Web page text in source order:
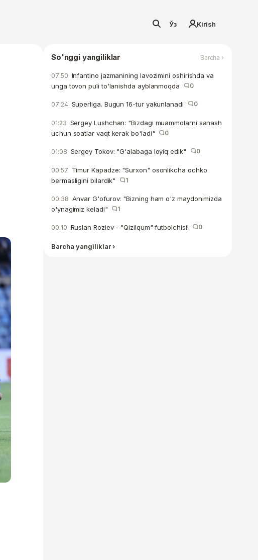
Ўз Kirish
So'nggi yangiliklar Barcha ›
07:50 Infantino jazmanining lavozimini oshirishda va
unga tovon puli to'lanishda ayblanmoqda
0
07:24 Superliga. Bugun 16-tur yakunlanadi 0
01:23 Sergey Lushchan: "Bizdagi muammolarni sanash
uchun soatlar vaqt kerak bo'ladi"
0
01:08 Sergey Tokov: "G'alabaga loyiq edik" 0
00:57 Timur Kapadze: "Surxon" osonlikcha ochko
bermasligini bilardik"
1
00:38 Anvar G'ofurov: "Bizning ham o'z maydonimizda
o'ynagimiz keladi"
1
00:10 Ruslan Roziev - "Qizilqum" futbolchisi! 0
Barcha yangiliklar ›